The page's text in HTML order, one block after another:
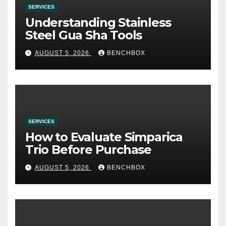
SERVICES
Understanding Stainless
Steel Gua Sha Tools
AUGUST 5, 2026 BENCHBOX
SERVICES
How to Evaluate Simparica
Trio Before Purchase
AUGUST 5, 2026 BENCHBOX